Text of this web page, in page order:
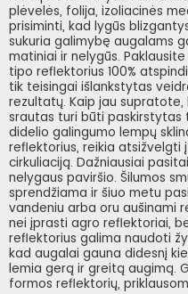
plėvelės, folija, izoliacinės
prisiminti, kad lygūs
sukuria galimybę augalams
matiniai ir nelygūs.
tipo reflektorius 100%
tik teisingai išlankstytas
rezultatų. Kaip jau
srautas turi būti paskirstytas
didelio galingumo lempų
reflektorius, reikia
cirkuliaciją. Dažniausiai
nelygaus paviršio. Šilumos
sprendžiama ir šiuo metu
vandeniu arba oru aušinami
nei įprasti agro reflektoriai,
reflektorius galima naudoti
kad augalai gauna didesnį
lemia gerą ir greitą augimą.
formos reflektorių,